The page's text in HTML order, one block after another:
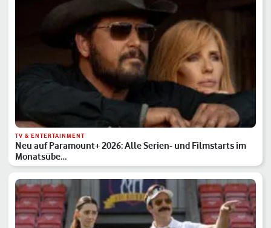
TV & ENTERTAINMENT
Neu auf Paramount+ 2026: Alle Serien- und Filmstarts im
Monatsübe…